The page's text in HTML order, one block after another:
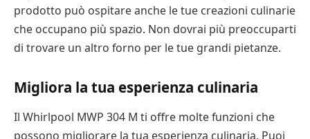
prodotto può ospitare anche le tue creazioni culinarie
che occupano più spazio. Non dovrai più preoccuparti
di trovare un altro forno per le tue grandi pietanze.
Migliora la tua esperienza culinaria
Il Whirlpool MWP 304 M ti offre molte funzioni che
possono migliorare la tua esperienza culinaria. Puoi